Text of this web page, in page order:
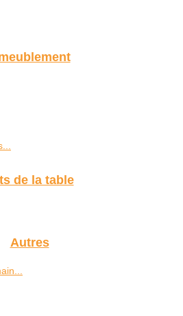
de la table
Autres